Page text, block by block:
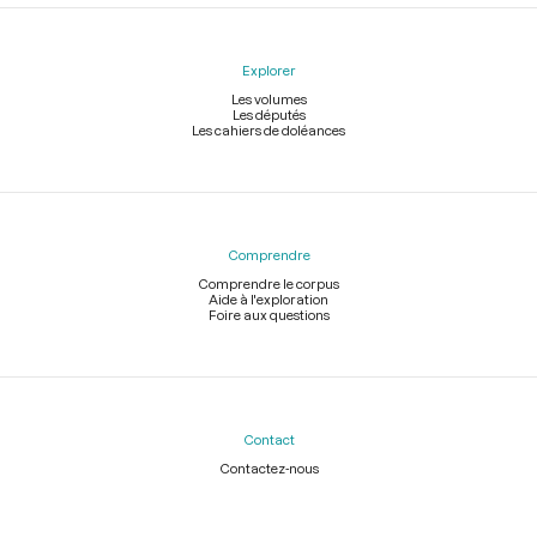
Explorer
Les volumes
Les députés
Les cahiers de doléances
Comprendre
Comprendre le corpus
Aide à l'exploration
Foire aux questions
Contact
Contactez-nous